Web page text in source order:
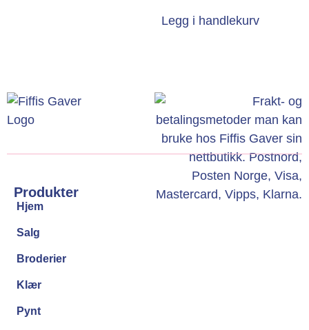
Legg i handlekurv
Produkter
Hjem
Salg
Broderier
Klær
Pynt